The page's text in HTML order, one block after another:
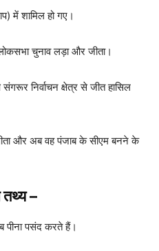
में शामिल हो गए।
चुनाव लड़ा और जीता।
निर्वाचन क्षेत्र से जीत हासिल
और अब वह पंजाब के सीएम बनने के
तथ्य–
पीना पसंद करते हैं।